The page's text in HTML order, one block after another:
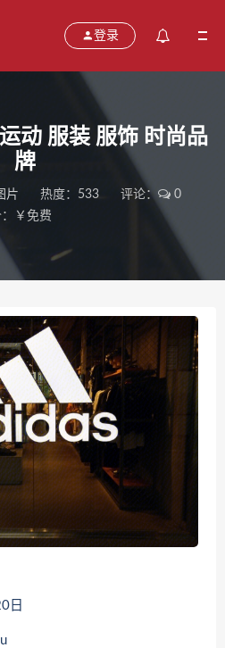
登录
动 服装 服饰 时尚品
牌
片 热度：533 评论：
0
￥免费
日